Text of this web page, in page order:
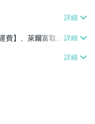
費】、萊爾富取